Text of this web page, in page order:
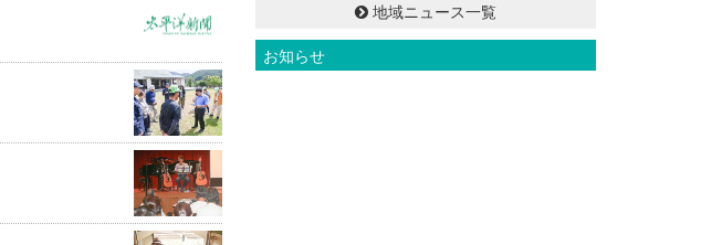
地域ニュース一覧
お知らせ